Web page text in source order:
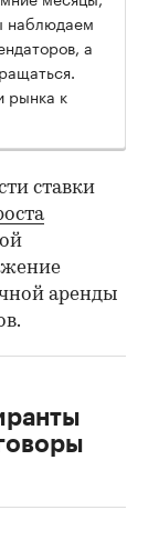
наблюдаем
а
рынка к
ставки
аренды